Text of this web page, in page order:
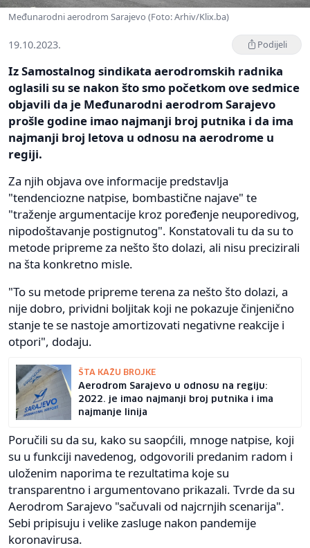
Međunarodni aerodrom Sarajevo (Foto: Arhiv/Klix.ba)
19.10.2023. Podijeli
Iz Samostalnog sindikata aerodromskih radnika
oglasili su se nakon što smo početkom ove sedmice
objavili da je Međunarodni aerodrom Sarajevo
prošle godine imao najmanji broj putnika i da ima
najmanji broj letova u odnosu na aerodrome u
regiji.
Za njih objava ove informacije predstavlja
"tendenciozne natpise, bombastične najave" te
"traženje argumentacije kroz poređenje neuporedivog,
nipodoštavanje postignutog". Konstatovali tu da su to
metode pripreme za nešto što dolazi, ali nisu precizirali
na šta konkretno misle.
"To su metode pripreme terena za nešto što dolazi, a
nije dobro, prividni boljitak koji ne pokazuje činjenično
stanje te se nastoje amortizovati negativne reakcije i
otpori", dodaju.
ŠTA KAŽU BROJKE
Aerodrom Sarajevo u odnosu na regiju:
2022. je imao najmanji broj putnika i ima
najmanje linija
Poručili su da su, kako su saopćili, mnoge natpise, koji
su u funkciji navedenog, odgovorili predanim radom i
uloženim naporima te rezultatima koje su
transparentno i argumentovano prikazali. Tvrde da su
Aerodrom Sarajevo "sačuvali od najcrnjih scenarija".
Sebi pripisuju i velike zasluge nakon pandemije
koronavirusa.